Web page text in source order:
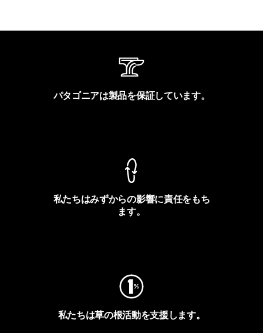
パタゴニアは製品を保証しています。
私たちはみずからの影響に責任をもち
ます。
私たちは草の根活動を支援します。